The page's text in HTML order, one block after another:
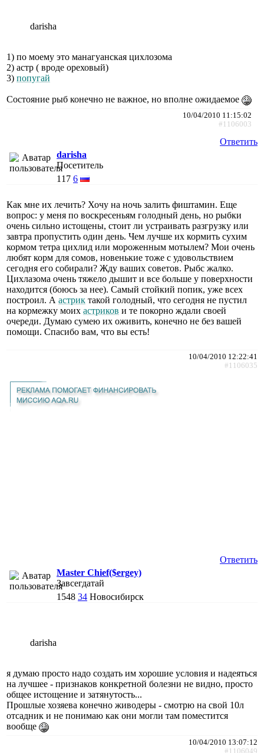
darisha
1) по моему это манагуанская цихлозома
2) астр ( вроде ореховый)
3) попугай
Состояние рыб конечно не важное, но вполне ожидаемое
10/04/2010 11:15:02
#1106003
Ответить
darisha
Посетитель
117 6
Как мне их лечить? Хочу на ночь залить фиштамин. Еще
вопрос: у меня по воскресеньям голодный день, но рыбки
очень сильно истощены, стоит ли устраивать разгрузку или
завтра пропустить один день. Чем лучше их кормить сухим
кормом тетра цихлид или мороженным мотылем? Мои очень
любят корм для сомов, новенькие тоже с удовольствием
сегодня его собирали? Жду ваших советов. Рыбс жалко.
Цихлазома очень тяжело дышит и все больше у поверхности
находится (боюсь за нее). Самый стойкий попик, уже всех
построил. А астрик такой голодный, что сегодня не пустил
на кормежку моих астриков и те покорно ждали своей
очереди. Думаю сумею их оживить, конечно не без вашей
помощи. Спасибо вам, что вы есть!
10/04/2010 12:22:41
#1106035
Ответить
Master Chief($ergey)
Завсегдатай
1548 34 Новосибирск
darisha
я думаю просто надо создать им хорошие условия и надеяться
на лучшее - признаков конкретной болезни не видно, просто
общее истощение и затянутость...
Прошлые хозяева конечно живодеры - смотрю на свой 10л
отсадник и не понимаю как они могли там поместится
вообще
10/04/2010 13:07:12
#1106049